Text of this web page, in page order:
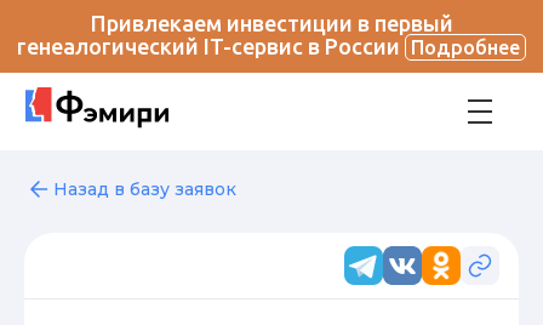
Привлекаем инвестиции в первый
генеалогический IT-сервис в России
Подробнее
Назад в базу заявок